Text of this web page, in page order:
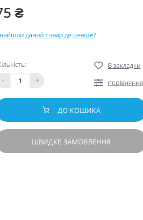
₴
даний товар дешевше?
-
+
В закладки
порівняння
ДО КОШИКА
ШВИДКЕ ЗАМОВЛЕННЯ